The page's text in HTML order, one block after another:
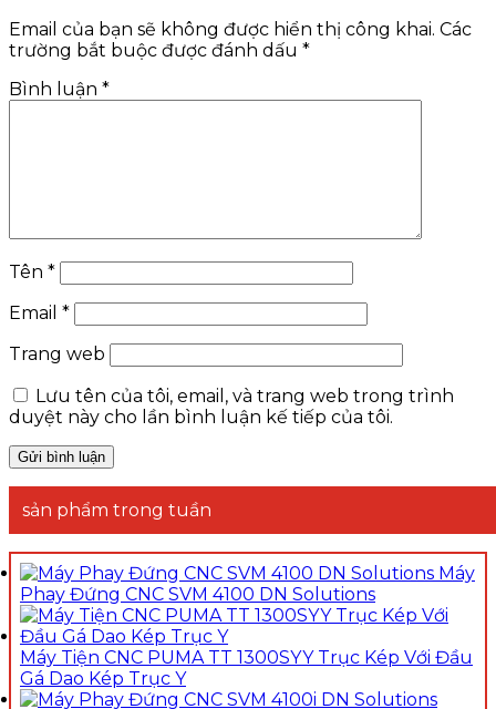
Email của bạn sẽ không được hiển thị công khai. Các
trường bắt buộc được đánh dấu *
Bình luận *
Tên *
Email *
Trang web
Lưu tên của tôi, email, và trang web trong trình
duyệt này cho lần bình luận kế tiếp của tôi.
sản phẩm trong tuần
Máy
Phay Đứng CNC SVM 4100 DN Solutions
Máy Tiện CNC PUMA TT 1300SYY Trục Kép Với Đầu
Gá Dao Kép Trục Y